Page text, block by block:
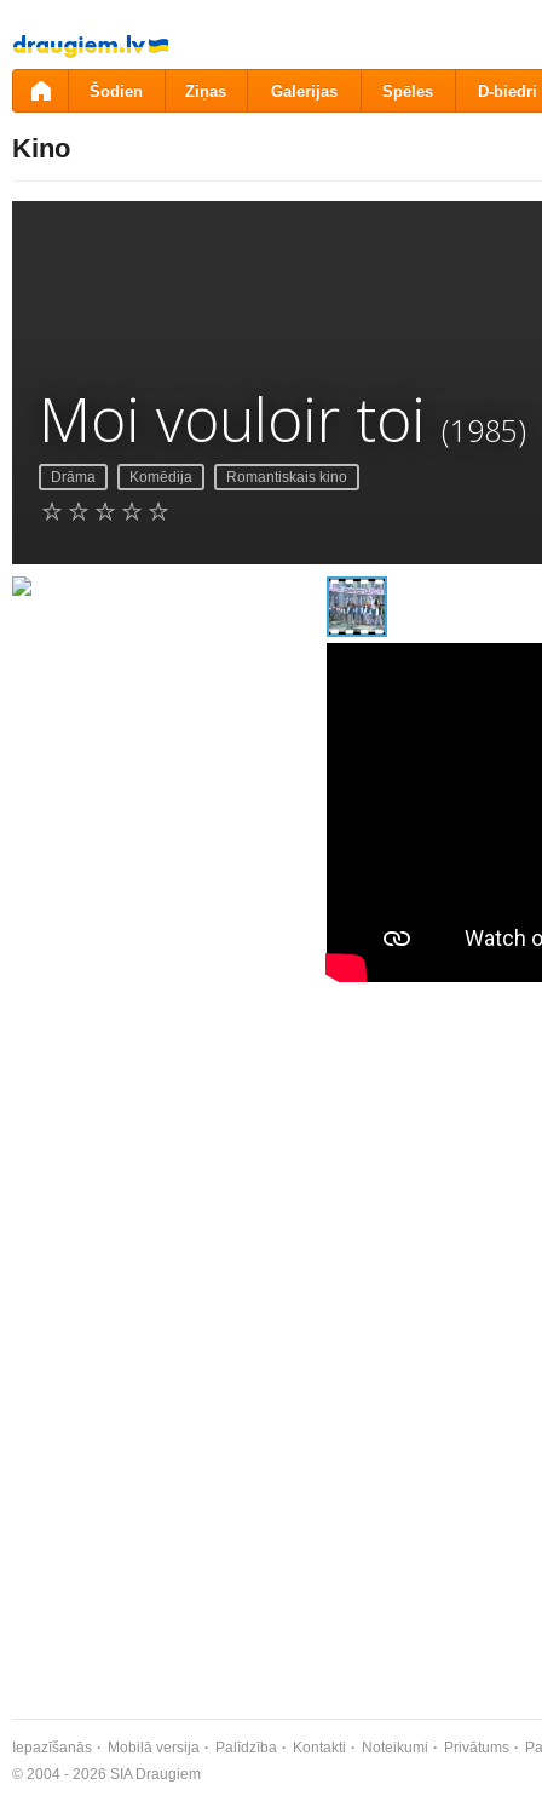
Pāriet
uz
saturu
Šodien Ziņas Galerijas Spēles D-biedri
Kino
Moi vouloir toi (1985)
Drāma Komēdija Romantiskais kino
Iepazīšanās Mobilā versija Palīdzība Kontakti Noteikumi Privātums
© 2004 - 2026 SIA Draugiem